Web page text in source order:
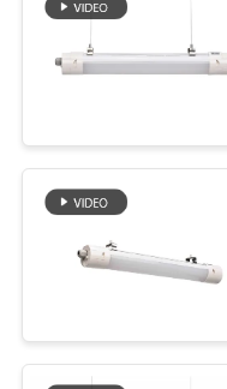
VIDEO
KITA
PABRIK
KONTROL